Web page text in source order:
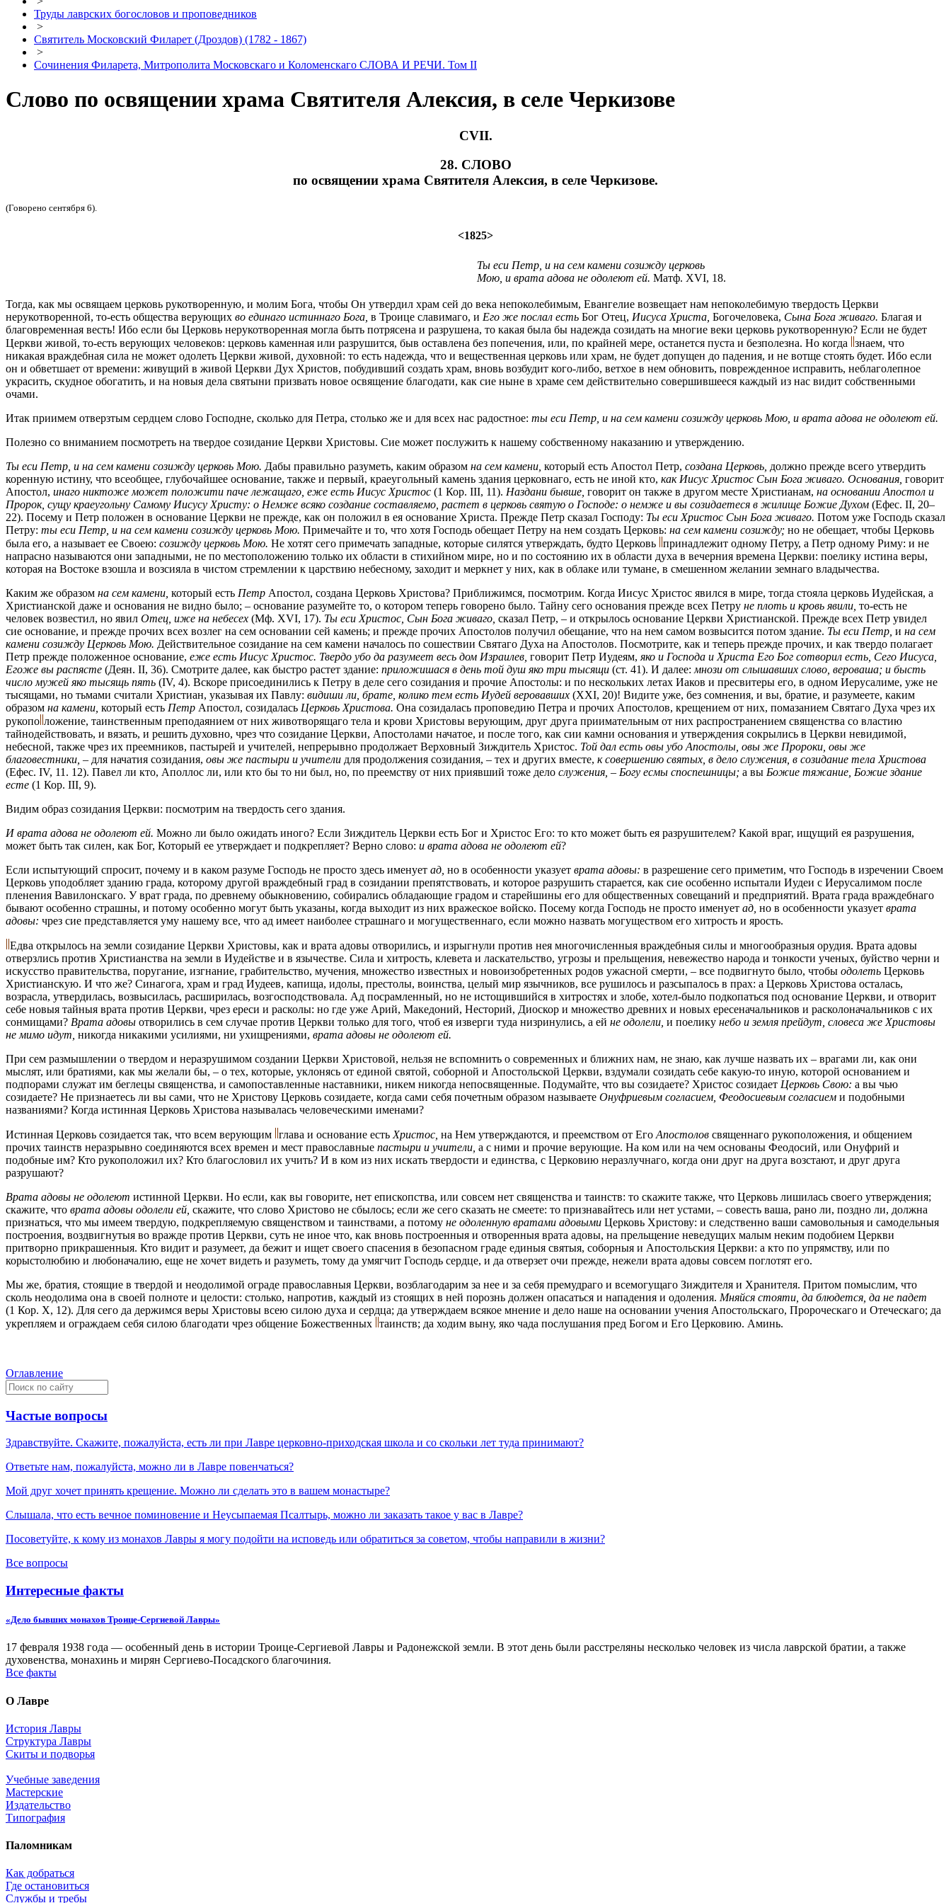
Труды лаврских богословов и проповедников
>
Святитель Московский Филарет (Дроздов) (1782 - 1867)
>
Сочинения Филарета, Митрополита Московскаго и Коломенскаго СЛОВА И РЕЧИ. Том II
Слово по освящении храма Святителя Алексия, в селе Черкизове
CVII.
28. СЛОВО
по освящении храма Святителя Алексия, в селе Черкизове.
(Говорено сентября 6).
<1825>
Ты еси Петр, и на сем камени созижду церковь
Мою, и врата адова не одолеют ей. Матф. XVI, 18.
Тогда, как мы освящаем церковь рукотворенную, и молим Бога, чтобы Он утвердил храм сей до века непоколебимым, Евангелие возвещает нам непоколебимую твердость Церкви
нерукотворенной, то-есть общества верующих во единаго истиннаго Бога, в Троице славимаго, и Его же послал есть Бог Отец, Иисуса Христа, Богочеловека, Сына Бога живаго. Благая и
благовременная весть! Ибо если бы Церковь нерукотворенная могла быть потрясена и разрушена, то какая была бы надежда созидать на многие веки церковь рукотворенную? Если не будет
Церкви живой, то-есть верующих человеков: церковь каменная или разрушится, быв оставлена без попечения, или, по крайней мере, останется пуста и безполезна. Но когда
знаем, что
никакая враждебная сила не может одолеть Церкви живой, духовной: то есть надежда, что и вещественная церковь или храм, не будет допущен до падения, и не вотще стоять будет. Ибо если
он и обветшает от времени: живущий в живой Церкви Дух Христов, побудивший создать храм, вновь возбудит кого-либо, ветхое в нем обновить, поврежденное исправить, неблаголепное
украсить, скудное обогатить, и на новыя дела святыни призвать новое освящение благодати, как сие ныне в храме сем действительно совершившееся каждый из нас видит собственными
очами.
Итак приимем отверзтым сердцем слово Господне, сколько для Петра, столько же и для всех нас радостное: ты еси Петр, и на сем камени созижду церковь Мою, и врата адова не одолеют ей.
Полезно со вниманием посмотреть на твердое созидание Церкви Христовы. Сие может послужить к нашему собственному наказанию и утверждению.
Ты еси Петр, и на сем камени созижду церковь Мою. Дабы правильно разуметь, каким образом на сем камени, который есть Апостол Петр, создана Церковь, должно прежде всего утвердить
коренную истину, что всеобщее, глубочайшее основание, также и первый, краеугольный камень здания церковнаго, есть не иной кто, как Иисус Христос Сын Бога живаго. Основания, говорит
Апостол, инаго никтоже может положити паче лежащаго, еже есть Иисус Христос (1 Кор. III, 11). Наздани бывше, говорит он также в другом месте Христианам, на основании Апостол и
Пророк, сущу краеугольну Самому Иисусу Христу: о Немже всяко создание составляемо, растет в церковь святую о Господе: о немже и вы созидаетеся в жилище Божие Духом (Ефес. II, 20–
22). Посему и Петр положен в основание Церкви не прежде, как он положил в ея основание Христа. Прежде Петр сказал Господу: Ты еси Христос Сын Бога живаго. Потом уже Господь сказал
Петру: ты еси Петр, и на сем камени созижду церковь Мою. Примечайте и то, что хотя Господь обещает Петру на нем создать Церковь: на сем камени созижду; но не обещает, чтобы Церковь
была его, а называет ее Своею: созижду церковь Мою. Не хотят сего примечать западные, которые силятся утверждать, будто Церковь принадлежит одному Петру, а Петр одному Риму: и не
напрасно называются они западными, не по местоположению только их области в стихийном мире, но и по состоянию их в области духа в вечерния времена Церкви: поелику истина веры,
которая на Востоке взошла и возсияла в чистом стремлении к царствию небесному, заходит и меркнет у них, как в облаке или тумане, в смешенном желании земнаго владычества.
Каким же образом на сем камени, который есть Петр Апостол, создана Церковь Христова? Приближимся, посмотрим. Когда Иисус Христос явился в мире, тогда стояла церковь Иудейская, а
Христианской даже и основания не видно было; – основание разумейте то, о котором теперь говорено было. Тайну сего основания прежде всех Петру не плоть и кровь явили, то-есть не
человек возвестил, но явил Отец, иже на небесех (Мф. XVI, 17). Ты еси Христос, Сын Бога живаго, сказал Петр, – и открылось основание Церкви Христианской. Прежде всех Петр увидел
сие основание, и прежде прочих всех возлег на сем основании сей камень; и прежде прочих Апостолов получил обещание, что на нем самом возвысится потом здание. Ты еси Петр, и на сем
камени созижду Церковь Мою. Действительное созидание на сем камени началось по сошествии Святаго Духа на Апостолов. Посмотрите, как и теперь прежде прочих, и как твердо полагает
Петр прежде положенное основание, еже есть Иисус Христос. Твердо убо да разумеет весь дом Израилев, говорит Петр Иудеям, яко и Господа и Христа Его Бог сотворил есть, Сего Иисуса,
Егоже вы распясте (Деян. II, 36). Смотрите далее, как быстро растет здание: приложишася в день той душ яко три тысящи (ст. 41). И далее: мнози от слышавших слово, вероваша; и бысть
число мужей яко тысящь пять (IV, 4). Вскоре присоединились к Петру в деле сего созидания и прочие Апостолы: и по нескольких летах Иаков и пресвитеры его, в одном Иерусалиме, уже не
тысящами, но тьмами считали Христиан, указывая их Павлу: видиши ли, брате, колико тем есть Иудей веровавших (XXI, 20)! Видите уже, без сомнения, и вы, братие, и разумеете, каким
образом на камени, который есть Петр Апостол, созидалась Церковь Христова. Она созидалась проповедию Петра и прочих Апостолов, крещением от них, помазанием Святаго Духа чрез их
рукопо ложение, таинственным преподаянием от них животворящаго тела и крови Христовы верующим, друг друга приимательным от них распространением священства со властию
тайнодействовать, и вязать, и решить духовно, чрез что созидание Церкви, Апостолами начатое, и после того, как сии камни основания и утверждения сокрылись в Церкви невидимой,
небесной, также чрез их преемников, пастырей и учителей, непрерывно продолжает Верховный Зиждитель Христос. Той дал есть овы убо Апостолы, овы же Пророки, овы же
благовестники, – для начатия созидания, овы же пастыри и учители для продолжения созидания, – тех и других вместе, к совершению святых, в дело служения, в созидание тела Христова
(Ефес. IV, 11. 12). Павел ли кто, Аполлос ли, или кто бы то ни был, но, по преемству от них приявший тоже дело служения, – Богу есмы споспешницы; а вы Божие тяжание, Божие здание
есте (1 Кор. III, 9).
Видим образ созидания Церкви: посмотрим на твердость сего здания.
И врата адова не одолеют ей. Можно ли было ожидать иного? Если Зиждитель Церкви есть Бог и Христос Его: то кто может быть ея разрушителем? Какой враг, ищущий ея разрушения,
может быть так силен, как Бог, Который ее утверждает и подкрепляет? Верно слово: и врата адова не одолеют ей?
Если испытующий спросит, почему и в каком разуме Господь не просто здесь именует ад, но в особенности указует врата адовы: в разрешение сего приметим, что Господь в изречении Своем
Церковь уподобляет зданию града, которому другой враждебный град в созидании препятствовать, и которое разрушить старается, как сие особенно испытали Иудеи с Иерусалимом после
пленения Вавилонскаго. У врат града, по древнему обыкновению, собирались обладающие градом и старейшины его для общественных совещаний и предприятий. Врата града враждебнаго
бывают особенно страшны, и потому особенно могут быть указаны, когда выходит из них вражеское войско. Посему когда Господь не просто именует ад, но в особенности указует врата
адовы: чрез сие представляется уму нашему все, чтo ад имеет наиболее страшнаго и могущественнаго, если можно назвать могуществом его хитрость и ярость.
Едва открылось на земли созидание Церкви Христовы, как и врата адовы отворились, и изрыгнули против нея многочисленныя враждебныя силы и многообразныя орудия. Врата адовы
отверзлись против Христианства на земли в Иудействе и в язычестве. Сила и хитрость, клевета и ласкательство, угрозы и прельщения, невежество народа и тонкости ученых, буйство черни и
искусство правительства, поругание, изгнание, грабительство, мучения, множество известных и новоизобретенных родов ужасной смерти, – все подвигнуто было, чтобы одолеть Церковь
Xристианскую. И что же? Синагога, храм и град Иудеев, капища, идолы, престолы, воинства, целый мир язычников, все рушилось и разсыпалось в прах: а Церковь Христова осталась,
возрасла, утвердилась, возвысилась, расширилась, возгосподствовала. Ад посрамленный, но не истощившийся в хитростях и злобе, хотел-было подкопаться под основание Церкви, и отворит
себе новыя тайныя врата против Церкви, чрез ереси и расколы: но где уже Арий, Македоний, Несторий, Диоскор и множество древних и новых ересеначальников и расколоначальников с их
сонмищами? Врата адовы отворились в сем случае против Церкви только для того, чтоб ея изверги туда низринулись, а ей не одолели, и поелику небо и земля прейдут, словеса же Христовы
не мимо идут, никогда никакими усилиями, ни ухищрениями, врата адовы не одолеют ей.
При сем размышлении о твердом и неразрушимом создании Церкви Христовой, нельзя не вспомнить о современных и ближних нам, не знаю, как лучше назвать их – врагами ли, как они
мыслят, или братиями, как мы желали бы, – о тех, которые, уклонясь от единой святой, соборной и Апостольской Церкви, вздумали созидать себе какую-то иную, которой основанием и
подпорами служат им беглецы священства, и самопоставленные наставники, никем никогда непосвященные. Подумайте, что вы созидаете? Христос созидает Церковь Свою: а вы чью
созидаете? Не признаетесь ли вы сами, что не Христову Церковь созидаете, когда сами себя почетным образом называете Онуфриевым согласием, Феодосиевым согласием и подобными
названиями? Когда истинная Церковь Христова называлась человеческими именами?
Истинная Церковь созидается так, что всем верующим глава и основание есть Христос, на Нем утверждаются, и преемством от Его Апостолов священнаго рукоположения, и общением
прочих таинств неразрывно соединяются всех времен и мест православные пастыри и учители, а с ними и прочие верующие. На ком или на чем основаны Феодосий, или Онуфрий и
подобные им? Кто рукоположил их? Кто благословил их учить? И в ком из них искать твердости и единства, с Церковию неразлучнаго, когда они друг на друга возстают, и друг друга
разрушают?
Врата адовы не одолеют истинной Церкви. Но если, как вы говорите, нет епископства, или совсем нет священства и таинств: то скажите также, что Церковь лишилась своего утверждения;
скажите, что врата адовы одолели ей, скажите, что слово Христово не сбылось; если же сего сказать не смеете: то признавайтесь или нет устами, – совесть ваша, рано ли, поздно ли, должна
признаться, что мы имеем твердую, подкрепляемую священством и таинствами, а потому не одоленную вратами адовыми Церковь Христову: и следственно ваши самовольныя и самодельныя
построения, воздвигнутыя во вражде против Церкви, суть не иное что, как вновь построенныя и отворенныя врата адовы, на прельщение неведущих малым неким подобием Церкви
притворно прикрашенныя. Кто видит и разумеет, да бежит и ищет своего спасения в безопасном граде единыя святыя, соборныя и Апостольския Церкви: а кто по упрямству, или по
корыстолюбию и любоначалию, еще не хочет видеть и разуметь, тому да умягчит Господь сердце, и да отверзет очи прежде, нежели врата адовы совсем поглотят его.
Мы же, братия, стоящие в твердой и неодолимой ограде православныя Церкви, возблагодарим за нее и за себя премудраго и всемогущаго Зиждителя и Хранителя. Притом помыслим, что
сколь неодолима она в своей полноте и целости: столько, напротив, каждый из стоящих в ней порознь должен опасаться и нападения и одоления. Мняйся стояти, да блюдется, да не падет
(1 Кор. X, 12). Для сего да держимся веры Христовы всею силою духа и сердца; да утверждаем всякое мнение и дело наше на основании учения Апостольскаго, Пророческаго и Отеческаго; да
укрепляем и ограждаем себя силою благодати чрез общение Божественных таинств; да ходим выну, яко чада послушания пред Богом и Его Церковию. Аминь.
Оглавление
Частые вопросы
Здравствуйте. Скажите, пожалуйста, есть ли при Лавре церковно-приходская школа и со скольки лет туда принимают?
Ответьте нам, пожалуйста, можно ли в Лавре повенчаться?
Мой друг хочет принять крещение. Можно ли сделать это в вашем монастыре?
Слышала, что есть вечное поминовение и Неусыпаемая Псалтырь, можно ли заказать такое у вас в Лавре?
Посоветуйте, к кому из монахов Лавры я могу подойти на исповедь или обратиться за советом, чтобы направили в жизни?
Все вопросы
Интересные факты
«Дело бывших монахов Троице-Сергиевой Лавры»
17 февраля 1938 года — особенный день в истории Троице-Сергиевой Лавры и Радонежской земли. В этот день были расстреляны несколько человек из числа лаврской братии, а также
духовенства, монахинь и мирян Сергиево-Посадского благочиния.
Все факты
О Лавре
История Лавры
Структура Лавры
Скиты и подворья
Учебные заведения
Мастерские
Издательство
Типография
Паломникам
Как добраться
Где остановиться
Службы и требы